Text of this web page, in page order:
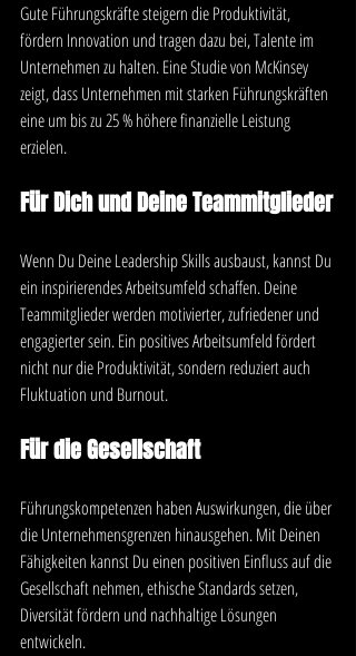
Gute Führungskräfte steigern die Produktivität,
fördern Innovation und tragen dazu bei, Talente im
Unternehmen zu halten. Eine Studie von McKinsey
zeigt, dass Unternehmen mit starken Führungskräften
eine um bis zu 25 % höhere finanzielle Leistung
erzielen.
Für Dich und Deine Teammitglieder
Wenn Du Deine Leadership Skills ausbaust, kannst Du
ein inspirierendes Arbeitsumfeld schaffen. Deine
Teammitglieder werden motivierter, zufriedener und
engagierter sein. Ein positives Arbeitsumfeld fördert
nicht nur die Produktivität, sondern reduziert auch
Fluktuation und Burnout.
Für die Gesellschaft
Führungskompetenzen haben Auswirkungen, die über
die Unternehmensgrenzen hinausgehen. Mit Deinen
Fähigkeiten kannst Du einen positiven Einfluss auf die
Gesellschaft nehmen, ethische Standards setzen,
Diversität fördern und nachhaltige Lösungen
entwickeln.